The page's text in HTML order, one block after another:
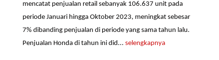
mencatat penjualan retail sebanyak 106.637 unit pada
periode Januari hingga Oktober 2023, meningkat sebesar
7% dibanding penjualan di periode yang sama tahun lalu.
Penjualan Honda di tahun ini did...selengkapnya